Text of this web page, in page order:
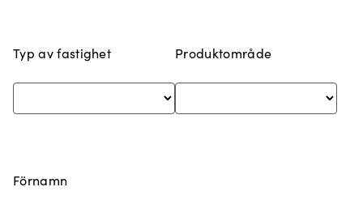
Typ av fastighet Produktområde
Förnamn